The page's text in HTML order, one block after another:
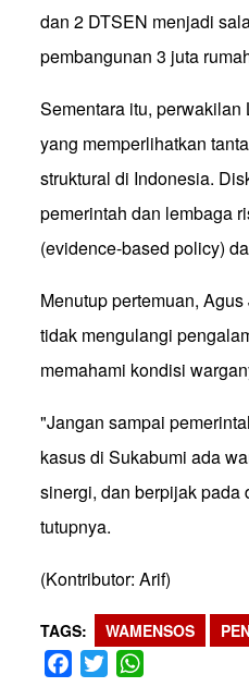
dan 2 DTSEN menjadi
pembangunan 3 juta
Sementara itu,
yang memperlihatkan
struktural di Indonesia.
pemerintah dan lembaga
(evidence-based policy)
Menutup pertemuan,
tidak mengulangi
memahami kondisi
"Jangan sampai
kasus di Sukabumi ada
sinergi, dan berpijak pada
tutupnya.
(Kontributor: Arif)
TAGS WAMENSOS
Facebook
Twitter